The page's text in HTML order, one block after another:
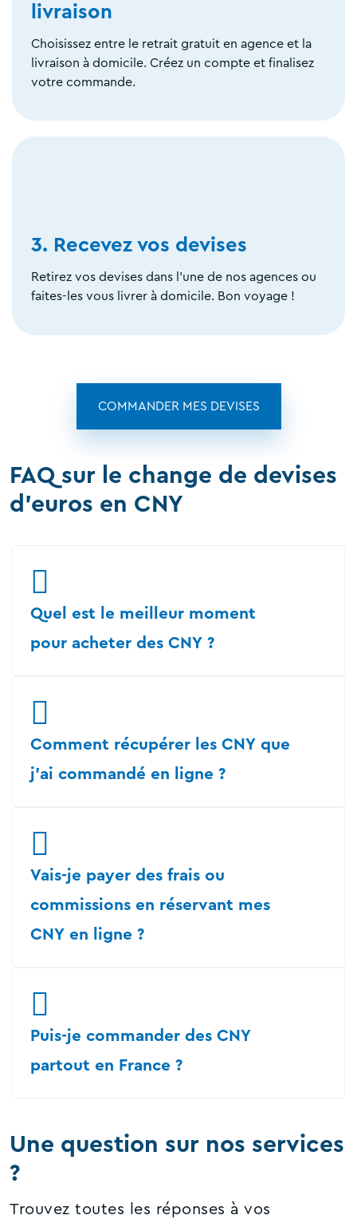
livraison
Choisissez entre le retrait gratuit en agence et la
livraison à domicile. Créez un compte et finalisez
votre commande.
3. Recevez vos devises
Retirez vos devises dans l'une de nos agences ou
faites-les vous livrer à domicile. Bon voyage !
COMMANDER MES DEVISES
FAQ sur le change de devises
d'euros en CNY
Quel est le meilleur moment
pour acheter des CNY ?
Comment récupérer les CNY que
j'ai commandé en ligne ?
Vais-je payer des frais ou
commissions en réservant mes
CNY en ligne ?
Puis-je commander des CNY
partout en France ?
Une question sur nos services
?
Trouvez toutes les réponses à vos